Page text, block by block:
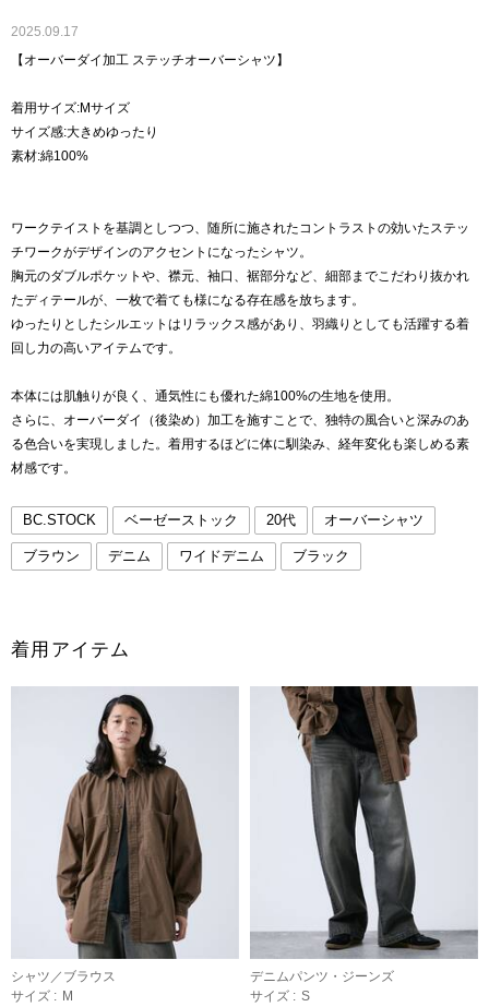
2025.09.17
【オーバーダイ加工 ステッチオーバーシャツ】
着用サイズ:Mサイズ
サイズ感:大きめゆったり
素材:綿100%
ワークテイストを基調としつつ、随所に施されたコントラストの効いたステッ
チワークがデザインのアクセントになったシャツ。
胸元のダブルポケットや、襟元、袖口、裾部分など、細部までこだわり抜かれ
たディテールが、一枚で着ても様になる存在感を放ちます。
ゆったりとしたシルエットはリラックス感があり、羽織りとしても活躍する着
回し力の高いアイテムです。
本体には肌触りが良く、通気性にも優れた綿100%の生地を使用。
さらに、オーバーダイ（後染め）加工を施すことで、独特の風合いと深みのあ
る色合いを実現しました。着用するほどに体に馴染み、経年変化も楽しめる素
材感です。
BC.STOCK ベーゼーストック 20代 オーバーシャツ
ブラウン デニム ワイドデニム ブラック
着用アイテム
シャツ／ブラウス
サイズ : M
デニムパンツ・ジーンズ
サイズ : S